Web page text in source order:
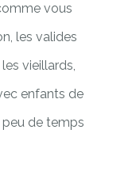
vous
les valides
vieillards,
enfants de
peu de temps